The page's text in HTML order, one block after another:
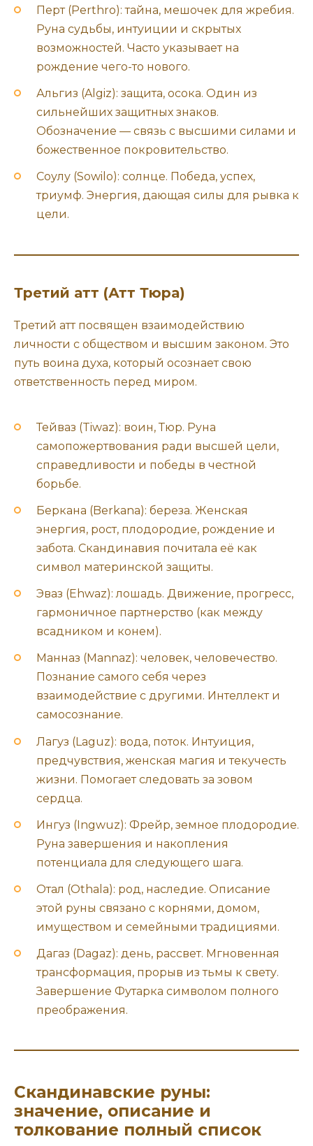
Перт (Perthro): тайна, мешочек для жребия.
Руна судьбы, интуиции и скрытых
возможностей. Часто указывает на
рождение чего-то нового.
Альгиз (Algiz): защита, осока. Один из
сильнейших защитных знаков.
Обозначение — связь с высшими силами и
божественное покровительство.
Соулу (Sowilo): солнце. Победа, успех,
триумф. Энергия, дающая силы для рывка к
цели.
Третий атт (Атт Тюра)
Третий атт посвящен взаимодействию
личности с обществом и высшим законом. Это
путь воина духа, который осознает свою
ответственность перед миром.
Тейваз (Tiwaz): воин, Тюр. Руна
самопожертвования ради высшей цели,
справедливости и победы в честной
борьбе.
Беркана (Berkana): береза. Женская
энергия, рост, плодородие, рождение и
забота. Скандинавия почитала её как
символ материнской защиты.
Эваз (Ehwaz): лошадь. Движение, прогресс,
гармоничное партнерство (как между
всадником и конем).
Манназ (Mannaz): человек, человечество.
Познание самого себя через
взаимодействие с другими. Интеллект и
самосознание.
Лагуз (Laguz): вода, поток. Интуиция,
предчувствия, женская магия и текучесть
жизни. Помогает следовать за зовом
сердца.
Ингуз (Ingwuz): Фрейр, земное плодородие.
Руна завершения и накопления
потенциала для следующего шага.
Отал (Othala): род, наследие. Описание
этой руны связано с корнями, домом,
имуществом и семейными традициями.
Дагаз (Dagaz): день, рассвет. Мгновенная
трансформация, прорыв из тьмы к свету.
Завершение Футарка символом полного
преображения.
Скандинавские руны:
значение, описание и
толкование полный список